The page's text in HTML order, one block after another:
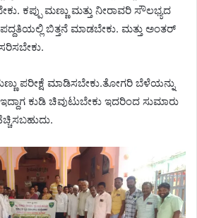
ಕಪ್ಪು ಮಣ್ಣು ಮತ್ತು ನೀರಾವರಿ ಸೌಲಭ್ಯದ
ಪದ್ದತಿಯಲ್ಲಿ ಬಿತ್ತನೆ ಮಾಡಬೇಕು. ಮತ್ತು ಅಂತರ್
ಪರೀಕ್ಷೆ ಮಾಡಿಸಬೇಕು.ತೋಗರಿ ಬೆಳೆಯನ್ನು
ಕುಡಿ ಚಿವುಟುಬೇಕು ಇದರಿಂದ ಸುಮಾರು